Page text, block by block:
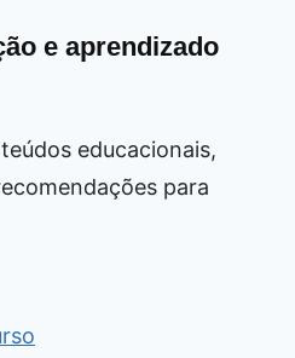
e aprendizado
educacionais,
para